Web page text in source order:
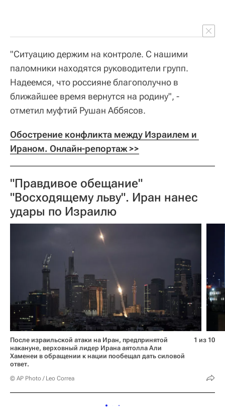
"Ситуацию держим на контроле. С нашими
паломники находятся руководители групп.
Надеемся, что россияне благополучно в
ближайшее время вернутся на родину", -
отметил муфтий Рушан Аббясов.
Обострение конфликта между Израилем и
Ираном. Онлайн-репортаж >>
"Правдивое обещание"
"Восходящему льву". Иран нанес
удары по Израилю
После израильской атаки на Иран, предпринятой
накануне, верховный лидер Ирана аятолла Али
Хаменеи в обращении к нации пообещал дать силовой
ответ.
© AP Photo / Leo Correa
1 из 10